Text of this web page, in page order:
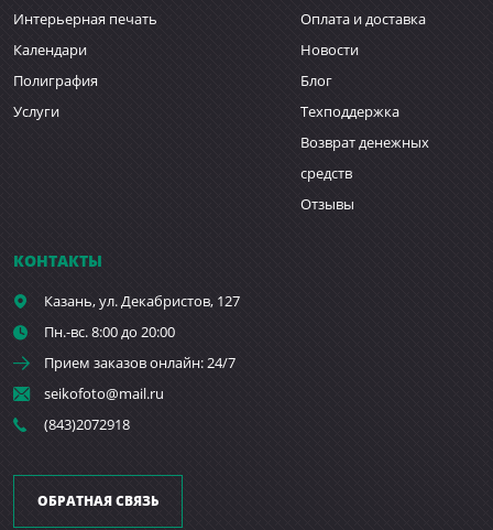
Интерьерная печать
Календари
Полиграфия
Услуги
Оплата и доставка
Новости
Блог
Техподдержка
Возврат денежных
средств
Отзывы
КОНТАКТЫ
Казань,ул. Декабристов, 127
Пн.-вс. 8:00 до 20:00
Прием заказов онлайн: 24/7
seikofoto@mail.ru
(843)2072918
ОБРАТНАЯ СВЯЗЬ